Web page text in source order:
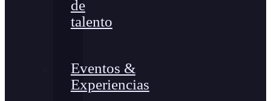
de
talento
Eventos &
Experiencias